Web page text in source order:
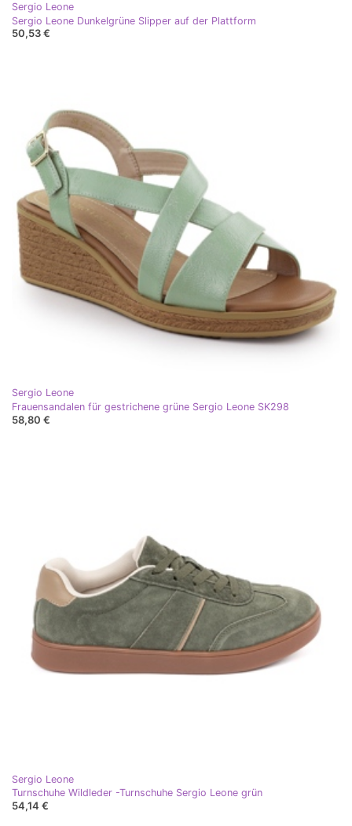
Sergio Leone
Sergio Leone Dunkelgrüne Slipper auf der Plattform
50,53 €
Sergio Leone
Frauensandalen für gestrichene grüne Sergio Leone SK298
58,80 €
Sergio Leone
Turnschuhe Wildleder -Turnschuhe Sergio Leone grün
54,14 €